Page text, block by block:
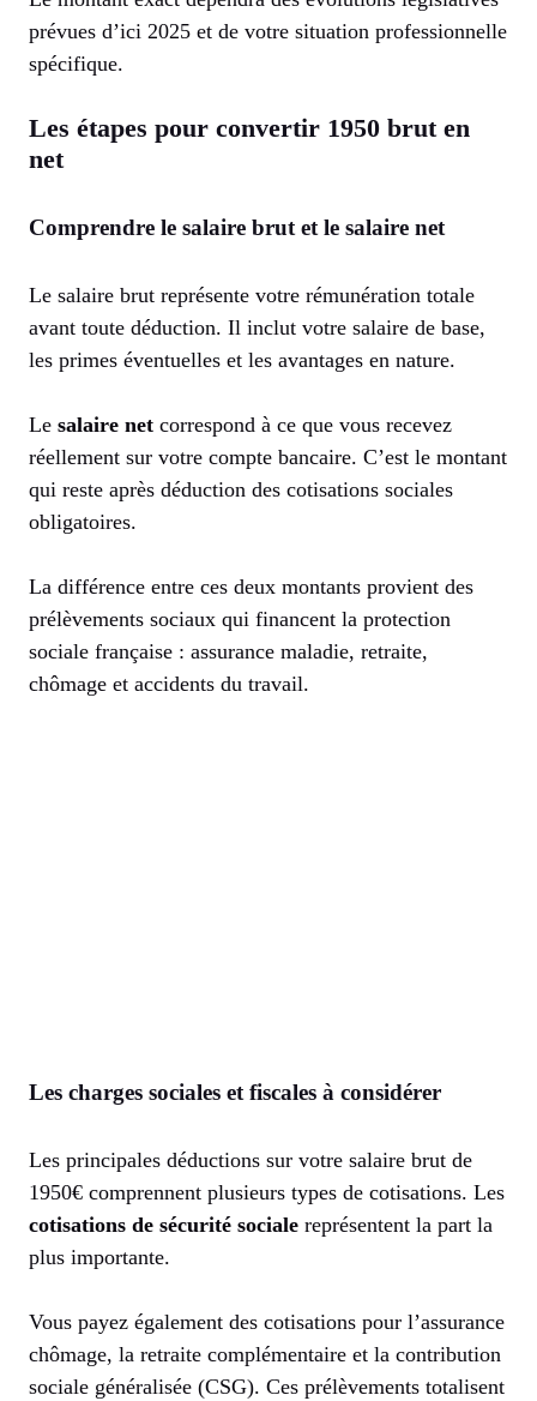
prévues d’ici 2025 et de votre situation professionnelle
spécifique.
Les étapes pour convertir 1950 brut en
net
Comprendre le salaire brut et le salaire net
Le salaire brut représente votre rémunération totale
avant toute déduction. Il inclut votre salaire de base,
les primes éventuelles et les avantages en nature.
Le salaire net correspond à ce que vous recevez
réellement sur votre compte bancaire. C’est le montant
qui reste après déduction des cotisations sociales
obligatoires.
La différence entre ces deux montants provient des
prélèvements sociaux qui financent la protection
sociale française : assurance maladie, retraite,
chômage et accidents du travail.
Les charges sociales et fiscales à considérer
Les principales déductions sur votre salaire brut de
1950€ comprennent plusieurs types de cotisations. Les
cotisations de sécurité sociale représentent la part la
plus importante.
Vous payez également des cotisations pour l’assurance
chômage, la retraite complémentaire et la contribution
sociale généralisée (CSG). Ces prélèvements totalisent